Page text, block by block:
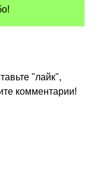
"лайк",
комментарии!